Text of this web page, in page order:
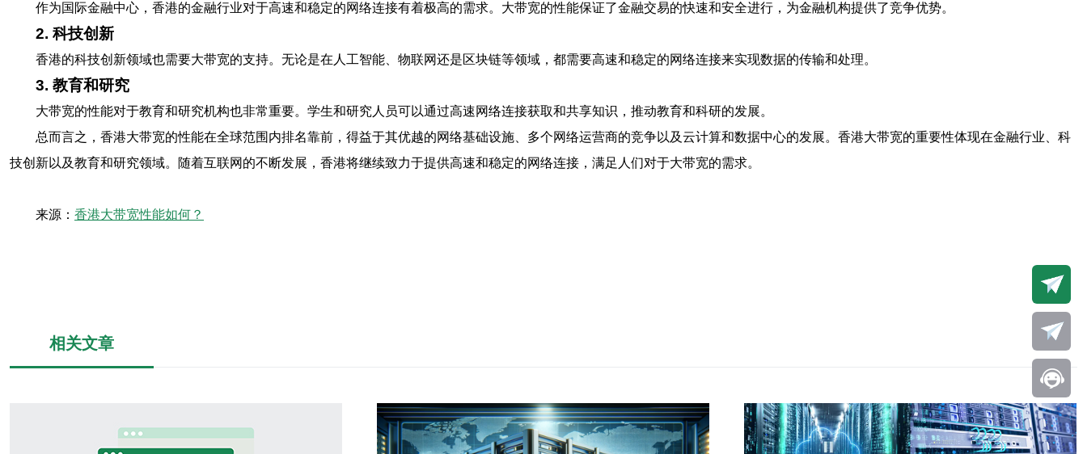
作为国际金融中心，香港的金融行业对于高速和稳定的网络连接有着极高的需求。大带宽的性能保证了金融交易的快速和安全进行，为金融机构提供了竞争优势。
2. 科技创新
香港的科技创新领域也需要大带宽的支持。无论是在人工智能、物联网还是区块链等领域，都需要高速和稳定的网络连接来实现数据的传输和处理。
3. 教育和研究
大带宽的性能对于教育和研究机构也非常重要。学生和研究人员可以通过高速网络连接获取和共享知识，推动教育和科研的发展。
总而言之，香港大带宽的性能在全球范围内排名靠前，得益于其优越的网络基础设施、多个网络运营商的竞争以及云计算和数据中心的发展。香港大带宽的重要性体现在金融行业、科
技创新以及教育和研究领域。随着互联网的不断发展，香港将继续致力于提供高速和稳定的网络连接，满足人们对于大带宽的需求。
来源： 香港大带宽性能如何？
相关文章